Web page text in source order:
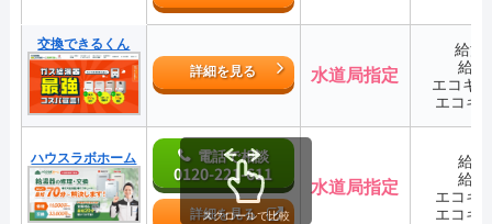
交換できるくん
詳細を見る
水道局指定
給湯
給
エコキ
エコキ
ハウスラボホーム 電話で相談
0120-221-611
詳細を見る
水道局指定
給
給
エコキ
エコキ
スクロールで比較